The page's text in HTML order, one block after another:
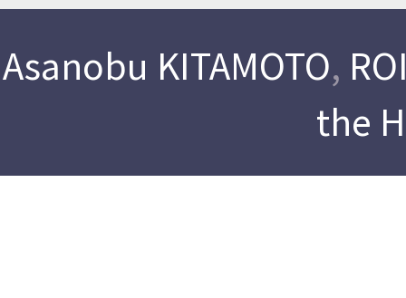
Asanobu KITAMOTO,
the